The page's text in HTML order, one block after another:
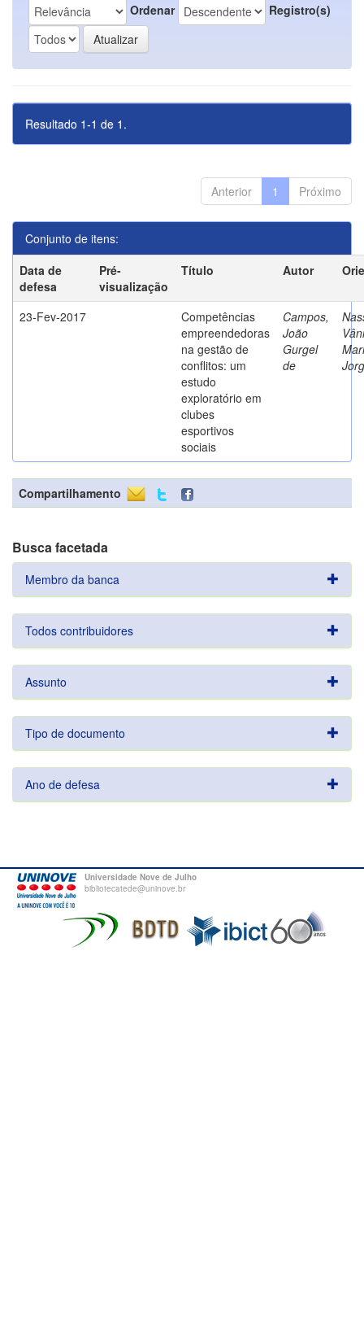
Ordenar Registro(s)
Resultado 1-1 de 1.
Anterior 1 Próximo
Conjunto de itens:
Data de
defesa
Pré-
visualização
Título Autor
23-Fev-2017
Competências
empreendedoras
na gestão de
conflitos: um
estudo
exploratório em
clubes
esportivos
sociais
Campos,
João
Gurgel
de
Compartilhamento
Busca facetada
Membro da banca
Todos contribuidores
Assunto
Tipo de documento
Ano de defesa
Universidade Nove de Julho
bibliotecatede@uninove.br